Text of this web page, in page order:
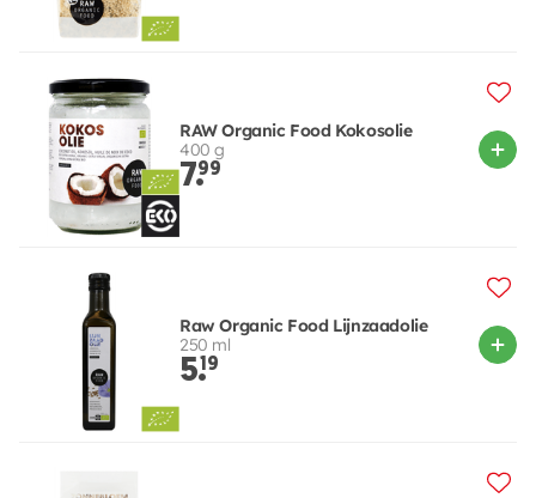
RAW Organic Food Kokosolie
400 g
7.99
Raw Organic Food Lijnzaadolie
250 ml
5.19